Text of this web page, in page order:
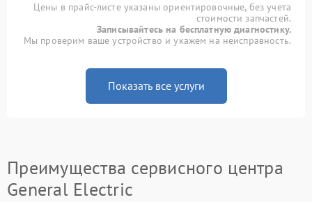
Цены в прайс-листе указаны ориентировочные, без учета
стоимости запчастей.
Записывайтесь на бесплатную диагностику.
Мы проверим ваше устройство и укажем на неисправность.
Показать все услуги
Преимущества сервисного центра
General Electric